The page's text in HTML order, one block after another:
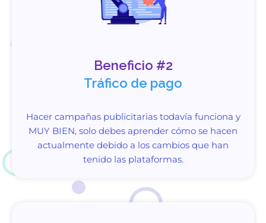
Beneficio #2
Tráfico de pago
Hacer campañas publicitarias todavía funciona y
MUY BIEN, solo debes aprender cómo se hacen
actualmente debido a los cambios que han
tenido las plataformas.